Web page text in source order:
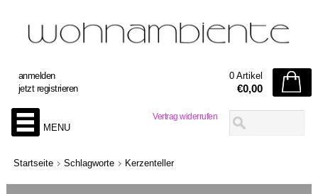
Vertrag widerrufen
anmelden
jetzt registrieren
0 Artikel
€0,00
MENU
Startseite Schlagworte Kerzenteller